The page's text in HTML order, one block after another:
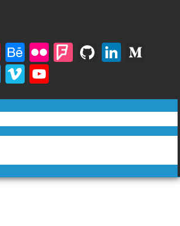
Pi
nt
er
e
st
B
e
h
a
n
e
Fli F
rs
q
ar
e
Gi
u
b
Li
e
dI
u
m
T
w
itt
er
Vi
m
e
o
o
u
T
b
e